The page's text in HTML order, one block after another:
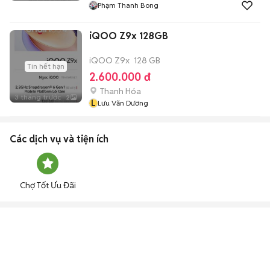
Phạm Thanh Bong
Tin hết hạn
3 tháng trước 2
iQOO Z9x 128GB
iQOO Z9x 128 GB
2.600.000 đ
Thanh Hóa
L Lưu Văn Dương
Các dịch vụ và tiện ích
Chợ Tốt Ưu Đãi